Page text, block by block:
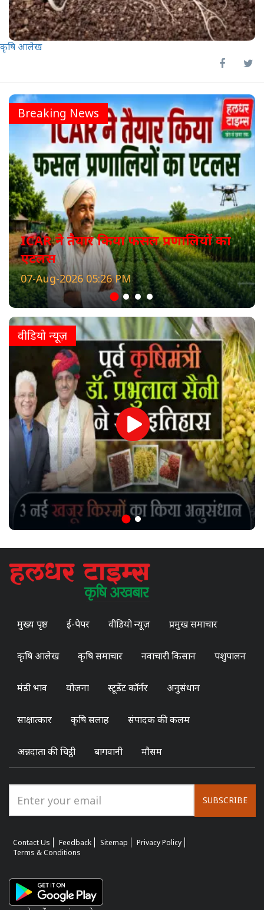
कृषि आलेख
Breaking News
ICAR ने तैयार किया फसल प्रणालियों का
एटलस
07-Aug-2026 05:26 PM
वीडियो न्यूज़
मुख्य पृष्ठ ई-पेपर वीडियो न्यूज़ प्रमुख समाचार
कृषि आलेख कृषि समाचार नवाचारी किसान पशुपालन
मंडी भाव योजना स्टूडेंट कॉर्नर अनुसंधान
साक्षात्कार कृषि सलाह संपादक की कलम
अन्नदाता की चिट्ठी बागवानी मौसम
SUBSCRIBE
Contact Us Feedback Sitemap
Privacy Policy
Terms & Conditions